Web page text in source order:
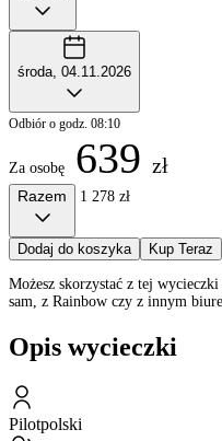
środa, 04.11.2026
Odbiór o godz. 08:10
Za osobę 639 zł
Razem 1 278 zł
Dodaj do koszyka Kup Teraz
Możesz skorzystać z tej
sam, z Rainbow czy z innym
Opis wycieczki
Pilotpolski